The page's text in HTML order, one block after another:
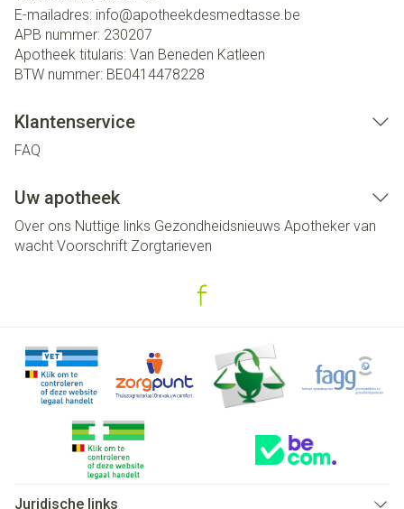
E-mailadres: info@apotheekdesmedtasse.be
APB nummer: 230207
Apotheek titularis: Van Beneden Katleen
BTW nummer: BE0414478228
Klantenservice
FAQ
Uw apotheek
Over ons Nuttige links Gezondheidsnieuws Apotheker van
wacht Voorschrift Zorgtarieven
Juridische links